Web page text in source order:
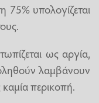
υπολογίζεται
ως αργία,
λαμβάνουν
περικοπή.